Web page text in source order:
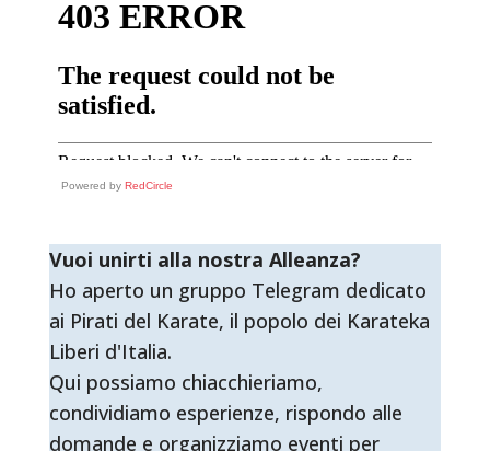
Powered by RedCircle
Vuoi unirti alla nostra Alleanza?
Ho aperto un gruppo Telegram dedicato
ai Pirati del Karate, il popolo dei Karateka
Liberi d'Italia.
Qui possiamo chiacchieriamo,
condividiamo esperienze, rispondo alle
domande e organizziamo eventi per